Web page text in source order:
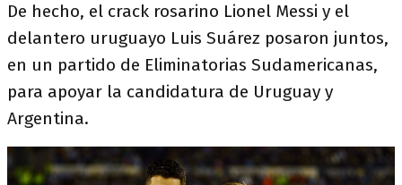
De hecho, el crack rosarino Lionel Messi y el
delantero uruguayo Luis Suárez posaron juntos,
en un partido de Eliminatorias Sudamericanas,
para apoyar la candidatura de Uruguay y
Argentina.